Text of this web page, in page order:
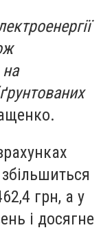
збільшиться
грн, а у
і досягне